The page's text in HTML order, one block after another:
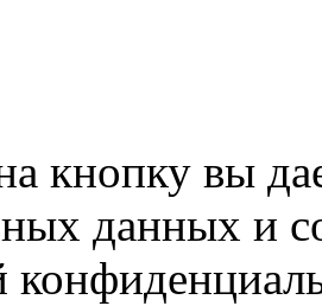
кнопку вы
данных и